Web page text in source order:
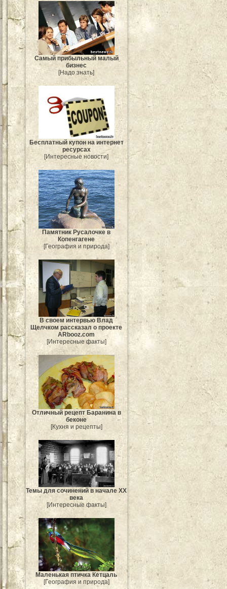
Самый прибыльный малый
бизнес
[Надо знать]
Бесплатный купон на интернет
ресурсах
[Интересные новости]
Памятник Русалочке в
Копенгагене
[География и природа]
В своем интервью Влад
Щелчком рассказал о проекте
ARbooz.com
[Интересные факты]
Отличный рецепт Баранина в
беконе
[Кухня и рецепты]
Темы для сочинений в начале XX
века
[Интересные факты]
Маленькая птичка Кетцаль
[География и природа]